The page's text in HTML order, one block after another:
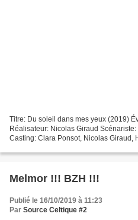
Titre: Du soleil dans mes yeux (2019)
Réalisateur: Nicolas Giraud
Casting: Clara Ponsot, Nicolas Giraud,
Melmor !!! BZH !!!
Publié le 16/10/2019 à 11:23
Par Source Celtique #2